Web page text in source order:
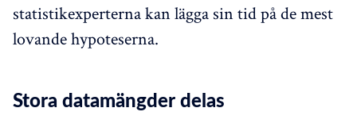
statistikexperterna kan lägga sin tid på de mest
lovande hypoteserna.
Stora datamängder delas